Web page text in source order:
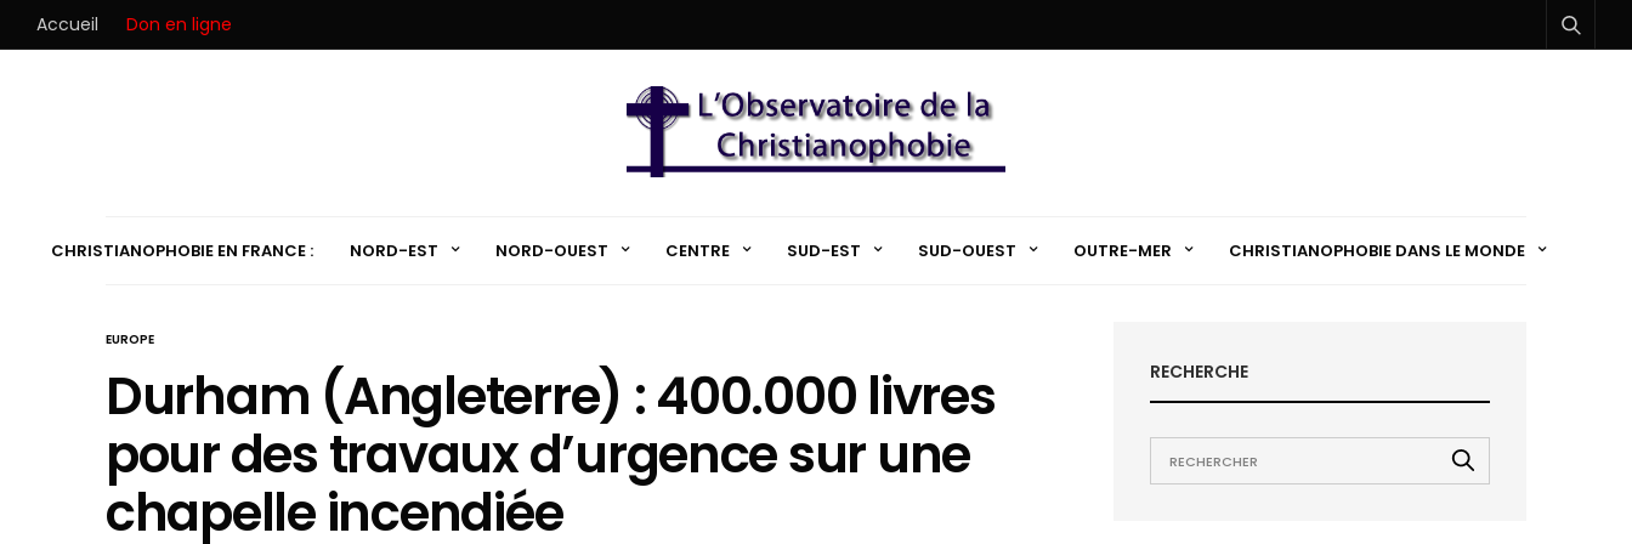
Accueil Don en ligne
CHRISTIANOPHOBIE EN FRANCE : NORD-EST NORD-OUEST CENTRE SUD-EST SUD-OUEST OUTRE-MER CHRISTIANOPHOBIE DANS LE MONDE
EUROPE
Durham (Angleterre) : 400.000 livres
pour des travaux d’urgence sur une
chapelle incendiée
RECHERCHE